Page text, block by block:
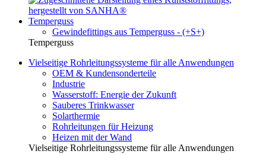
Temperguss
Gewindefittings aus Temperguss - (+S+)
Temperguss
Vielseitige Rohrleitungssysteme für alle Anwendungen
OEM & Kundensonderteile
Industrie
Wasserstoff: Energie der Zukunft
Sauberes Trinkwasser
Solarthermie
Rohrleitungen für Heizung
Heizen mit der Wand
Vielseitige Rohrleitungssysteme für alle Anwendungen